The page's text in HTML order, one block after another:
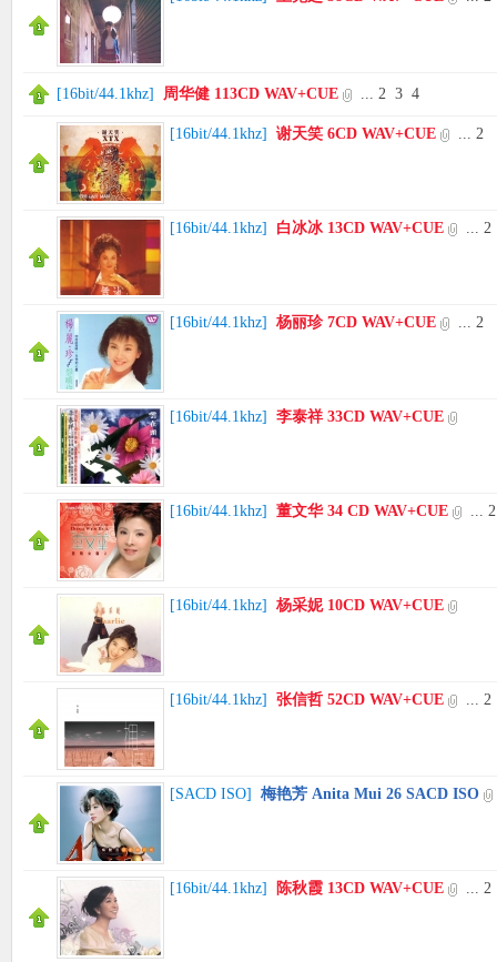
[16bit/44.1khz] 周华健 113CD WAV+CUE ... 2 3 4
[16bit/44.1khz] 谢天笑 6CD WAV+CUE ... 2
[16bit/44.1khz] 白冰冰 13CD WAV+CUE ... 2
[16bit/44.1khz] 杨丽珍 7CD WAV+CUE ... 2
[16bit/44.1khz] 李泰祥 33CD WAV+CUE
[16bit/44.1khz] 董文华 34 CD WAV+CUE ... 2
[16bit/44.1khz] 杨采妮 10CD WAV+CUE
[16bit/44.1khz] 张信哲 52CD WAV+CUE ... 2
[SACD ISO] 梅艳芳 Anita Mui 26 SACD ISO
[16bit/44.1khz] 陈秋霞 13CD WAV+CUE ... 2